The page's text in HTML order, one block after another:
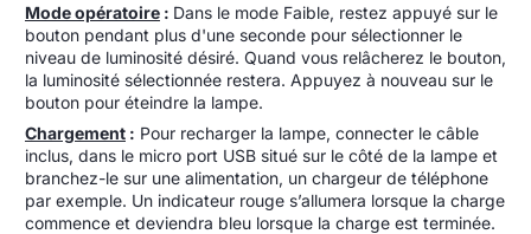
Mode opératoire : Dans le mode Faible, restez appuyé sur le
bouton pendant plus d'une seconde pour sélectionner le
niveau de luminosité désiré. Quand vous relâcherez le bouton,
la luminosité sélectionnée restera. Appuyez à nouveau sur le
bouton pour éteindre la lampe.
Chargement : Pour recharger la lampe, connecter le câble
inclus, dans le micro port USB situé sur le côté de la lampe et
branchez-le sur une alimentation, un chargeur de téléphone
par exemple. Un indicateur rouge s’allumera lorsque la charge
commence et deviendra bleu lorsque la charge est terminée.